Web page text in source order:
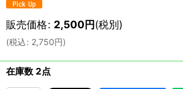
販売価格: 2,500円(税別)
(税込: 2,750円)
在庫数 2点